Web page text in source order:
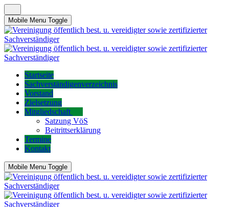
Mobile Menu Toggle
Startseite
Sachverständigenverzeichnis
Vorstand
Zielsetzung
Mitgliedschaft
Satzung VöS
Beitrittserklärung
Termine
Kontakt
Mobile Menu Toggle